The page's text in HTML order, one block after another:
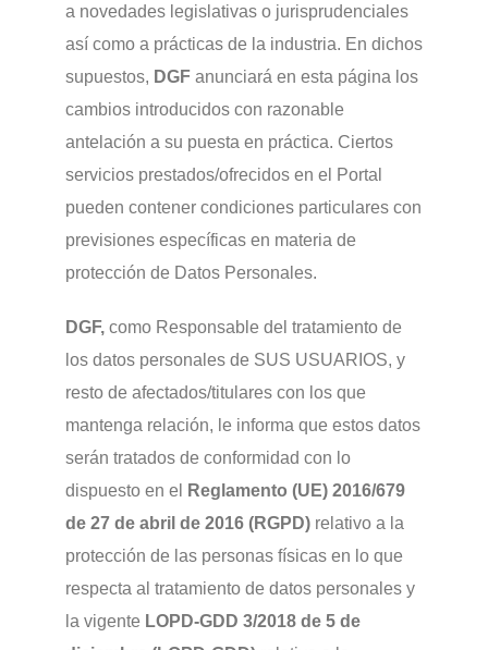
a novedades legislativas o jurisprudenciales
así como a prácticas de la industria. En dichos
supuestos, DGF anunciará en esta página los
cambios introducidos con razonable
antelación a su puesta en práctica. Ciertos
servicios prestados/ofrecidos en el Portal
pueden contener condiciones particulares con
previsiones específicas en materia de
protección de Datos Personales.
DGF, como Responsable del tratamiento de
los datos personales de SUS USUARIOS, y
resto de afectados/titulares con los que
mantenga relación, le informa que estos datos
serán tratados de conformidad con lo
dispuesto en el
Reglamento (UE) 2016/679
de 27 de abril de 2016 (RGPD)relativo a la
protección de las personas físicas en lo que
respecta al tratamiento de datos personales y
la vigente LOPD-GDD 3/2018 de 5 de